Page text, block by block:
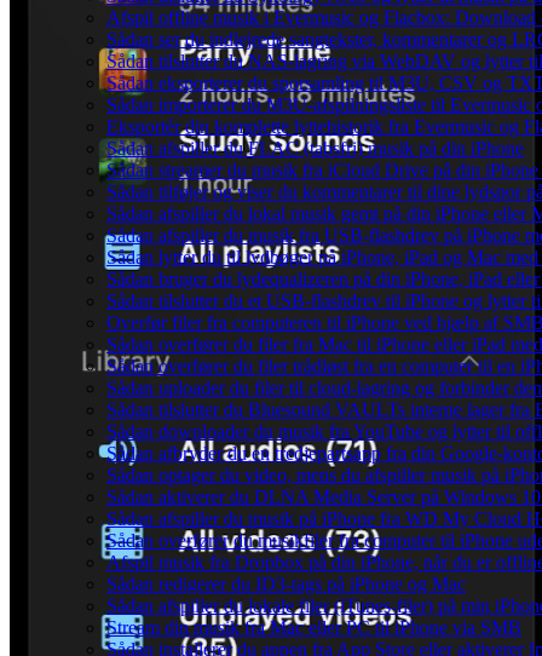
Afspil offline musik i Evermusic og Flacbox:
Sådan ser du indlejrede sangtekster, kommentarer og
Sådan tilslutter du NAS-lagring via WebDAV og lytter
Sådan eksporterer du sporsamling til M3U, CSV og
Sådan importerer du M3U-afspilningsliste til Evermusic
Eksportér din komplette lyttehistorik fra Evermusic og
Sådan afspiller du FLAC (tabsfri) musik på din iPhone
Sådan streamer du musik fra iCloud Drive på din
Sådan tilføjer og viser du kommentarer til dine lydspor
Sådan afspiller du lokal musik gemt på din iPhone eller
Sådan afspiller du musik fra USB-flashdrev på iPhone
Sådan lytter du til lydbøger på iPhone, iPad og Mac
Sådan bruger du lydequalizeren på din iPhone, iPad
Sådan tilslutter du et USB-flashdrev til iPhone og lytter
Overfør filer fra computeren til iPhone ved hjælp af
Sådan overfører du filer fra Mac til iPhone eller iPad
Sådan overfører du filer trådløst fra en computer til en
Sådan uploader du filer til cloud-lagring og forbinder
Sådan tilslutter du Bluesound VAULTs interne lager fra
Sådan downloader du musik fra YouTube og lytter til
Sådan afbryder du en tredjepartsapp fra din Google-
Sådan optager du video, mens du afspiller musik på
Sådan aktiverer du DLNA Media Server på Windows
Sådan afspiller du musik på iPhone fra WD My Cloud
Sådan overfører du musikfiler fra computer til iPhone
Afspil musik fra Dropbox på din iPhone, når du er
Sådan redigerer du ID3-tags på iPhone og Mac
Sådan afspiller du lokale filer (iTunes-filer) på min
Stream din musik fra Mac eller PC til iPhone via SMB
Sådan installerer du appen fra App Store eller